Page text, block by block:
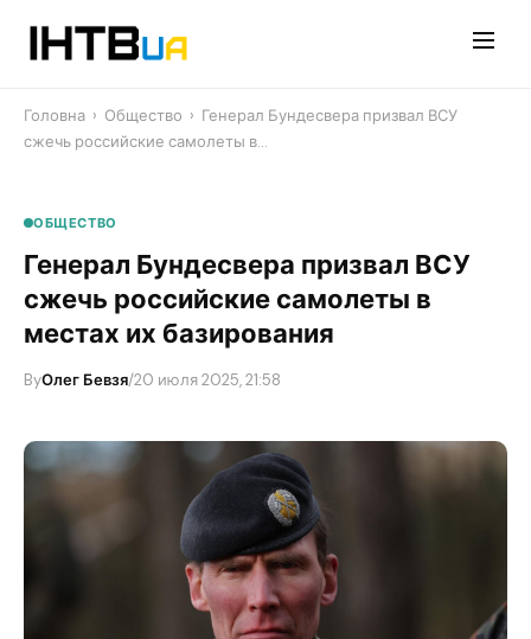
Головна › Общество › Генерал Бундесвера призвал ВСУ
сжечь российские самолеты в…
ОБЩЕСТВО
Генерал Бундесвера призвал ВСУ
сжечь российские самолеты в
местах их базирования
ByОлег Бевзя/20 июля 2025, 21:58